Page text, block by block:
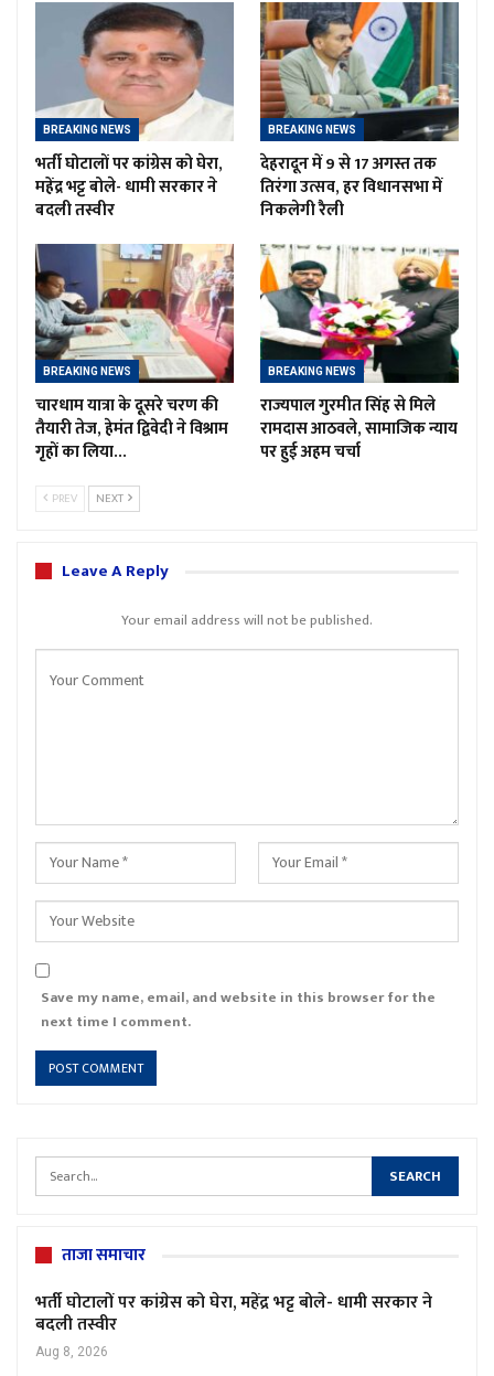
BREAKING NEWS
भर्ती घोटालों पर कांग्रेस को घेरा,
महेंद्र भट्ट बोले- धामी सरकार ने
बदली तस्वीर
BREAKING NEWS
देहरादून में 9 से 17 अगस्त तक
तिरंगा उत्सव, हर विधानसभा में
निकलेगी रैली
BREAKING NEWS
चारधाम यात्रा के दूसरे चरण की
तैयारी तेज, हेमंत द्विवेदी ने विश्राम
गृहों का लिया…
BREAKING NEWS
राज्यपाल गुरमीत सिंह से मिले
रामदास आठवले, सामाजिक न्याय
पर हुई अहम चर्चा
PREV NEXT
Leave A Reply
Your email address will not be published.
Save my name, email, and website in this browser for the
next time I comment.
ताजा समाचार
भर्ती घोटालों पर कांग्रेस को घेरा, महेंद्र भट्ट बोले- धामी सरकार ने
बदली तस्वीर
Aug 8, 2026